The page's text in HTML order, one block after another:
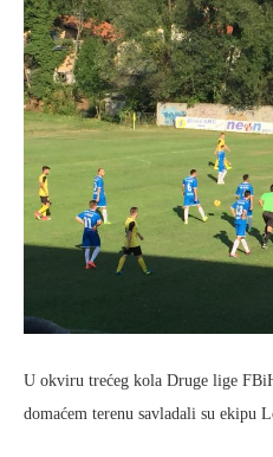
U okviru trećeg kola Druge lige
domaćem terenu savladali su ekipu